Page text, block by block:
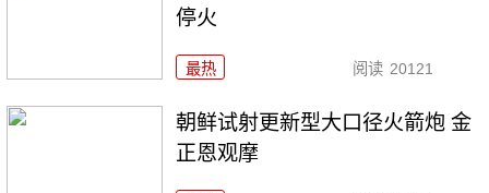
停火
最热 阅读 20121
朝鲜试射更新型大口径火箭炮 金
正恩观摩